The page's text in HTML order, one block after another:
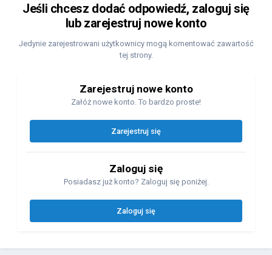
Jeśli chcesz dodać odpowiedź, zaloguj się
lub zarejestruj nowe konto
Jedynie zarejestrowani użytkownicy mogą komentować zawartość
tej strony.
Zarejestruj nowe konto
Załóż nowe konto. To bardzo proste!
Zarejestruj się
Zaloguj się
Posiadasz już konto? Zaloguj się poniżej.
Zaloguj się